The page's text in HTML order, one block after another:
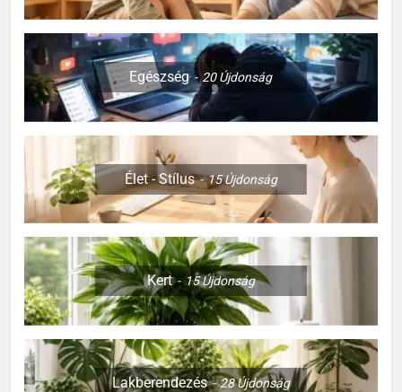
Egészség 20Újdonság
Élet - Stílus 15Újdonság
Kert 15Újdonság
Lakberendezés 28Újdonság